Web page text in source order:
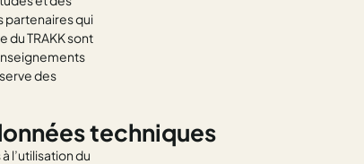
partenaires qui
du TRAKK sont
des
techniques
l’utilisation du